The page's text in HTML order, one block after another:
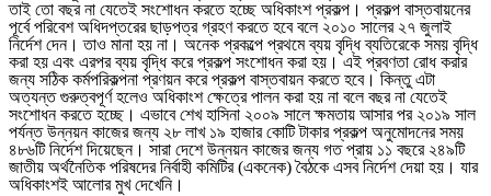
তাই তো বছর না যেতেই সংশোধন করতে হচ্ছে অধিকাংশ প্রকল্প। প্রকল্প বাস্তবায়নের
পূর্বে পরিবেশ অধিদপ্তরের ছাড়পত্র গ্রহণ করতে হবে বলে ২০১০ সালের ২৭ জুলাই
নির্দেশ দেন। তাও মানা হয় না। অনেক প্রকল্পে প্রথমে ব্যয় বৃদ্ধি ব্যতিরেকে সময় বৃদ্ধি
করা হয় এবং এরপর ব্যয় বৃদ্ধি করে প্রকল্প সংশোধন করা হয়। এই প্রবণতা রোধ করার
জন্য সঠিক কর্মপরিকল্পনা প্রণয়ন করে প্রকল্প বাস্তবায়ন করতে হবে। কিন্তু এটা
অত্যন্ত গুরুত্বপূর্ণ হলেও অধিকাংশ ক্ষেত্রে পালন করা হয় না বলে বছর না যেতেই
সংশোধন করতে হচ্ছে। এভাবে শেখ হাসিনা ২০০৯ সালে ক্ষমতায় আসার পর ২০১৯ সাল
পর্যন্ত উন্নয়ন কাজের জন্য ২৮ লাখ ১৯ হাজার কোটি টাকার প্রকল্প অনুমোদনের সময়
৪৮৬টি নির্দেশ দিয়েছেন। সারা দেশে উন্নয়ন কাজের জন্য গত প্রায় ১১ বছরে ২৪৯টি
জাতীয় অর্থনৈতিক পরিষদের নির্বাহী কমিটির (একনেক) বৈঠকে এসব নির্দেশ দেয়া হয়। যার
অধিকাংশই আলোর মুখ দেখেনি।